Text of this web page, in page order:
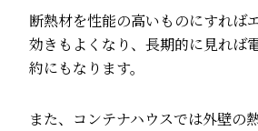
断熱材を性能の高いものにすれば
効きもよくなり、長期的に見れば
約にもなります。
また、コンテナハウスでは外壁の